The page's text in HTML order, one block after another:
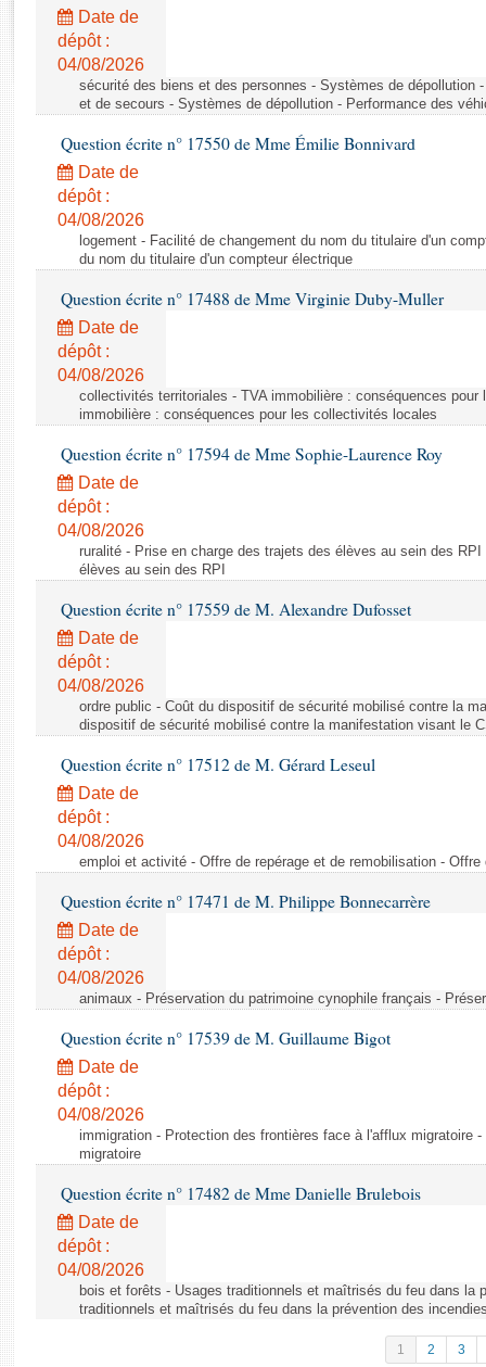
Rapports législatifs
Rapports sur l'application des lois
Baromètre de l’application des lois
Dossiers législatifs
Budget et sécurité sociale
Questions écrites et orales
Comptes rendus des débats
Date de
dépôt :
04/08/2026
sécurité des biens et des personnes - Systèmes de dépollution
et de secours - Systèmes de dépollution - Performance des
Question écrite n° 17550 de Mme Émilie Bonnivard
Date de
dépôt :
04/08/2026
logement - Facilité de changement du nom du titulaire d'un
du nom du titulaire d'un compteur électrique
Question écrite n° 17488 de Mme Virginie Duby-Muller
Date de
dépôt :
04/08/2026
collectivités territoriales - TVA immobilière : conséquences
immobilière : conséquences pour les collectivités locales
Question écrite n° 17594 de Mme Sophie-Laurence Roy
Date de
dépôt :
04/08/2026
ruralité - Prise en charge des trajets des élèves au sein des
élèves au sein des RPI
Question écrite n° 17559 de M. Alexandre Dufosset
Date de
dépôt :
04/08/2026
ordre public - Coût du dispositif de sécurité mobilisé contre la
dispositif de sécurité mobilisé contre la manifestation visant le
Question écrite n° 17512 de M. Gérard Leseul
Date de
dépôt :
04/08/2026
emploi et activité - Offre de repérage et de remobilisation -
Question écrite n° 17471 de M. Philippe Bonnecarrère
Date de
dépôt :
04/08/2026
animaux - Préservation du patrimoine cynophile français -
Question écrite n° 17539 de M. Guillaume Bigot
Date de
dépôt :
04/08/2026
immigration - Protection des frontières face à l'afflux migratoire
migratoire
Question écrite n° 17482 de Mme Danielle Brulebois
Date de
dépôt :
04/08/2026
bois et forêts - Usages traditionnels et maîtrisés du feu dans la
traditionnels et maîtrisés du feu dans la prévention des
1 2 3